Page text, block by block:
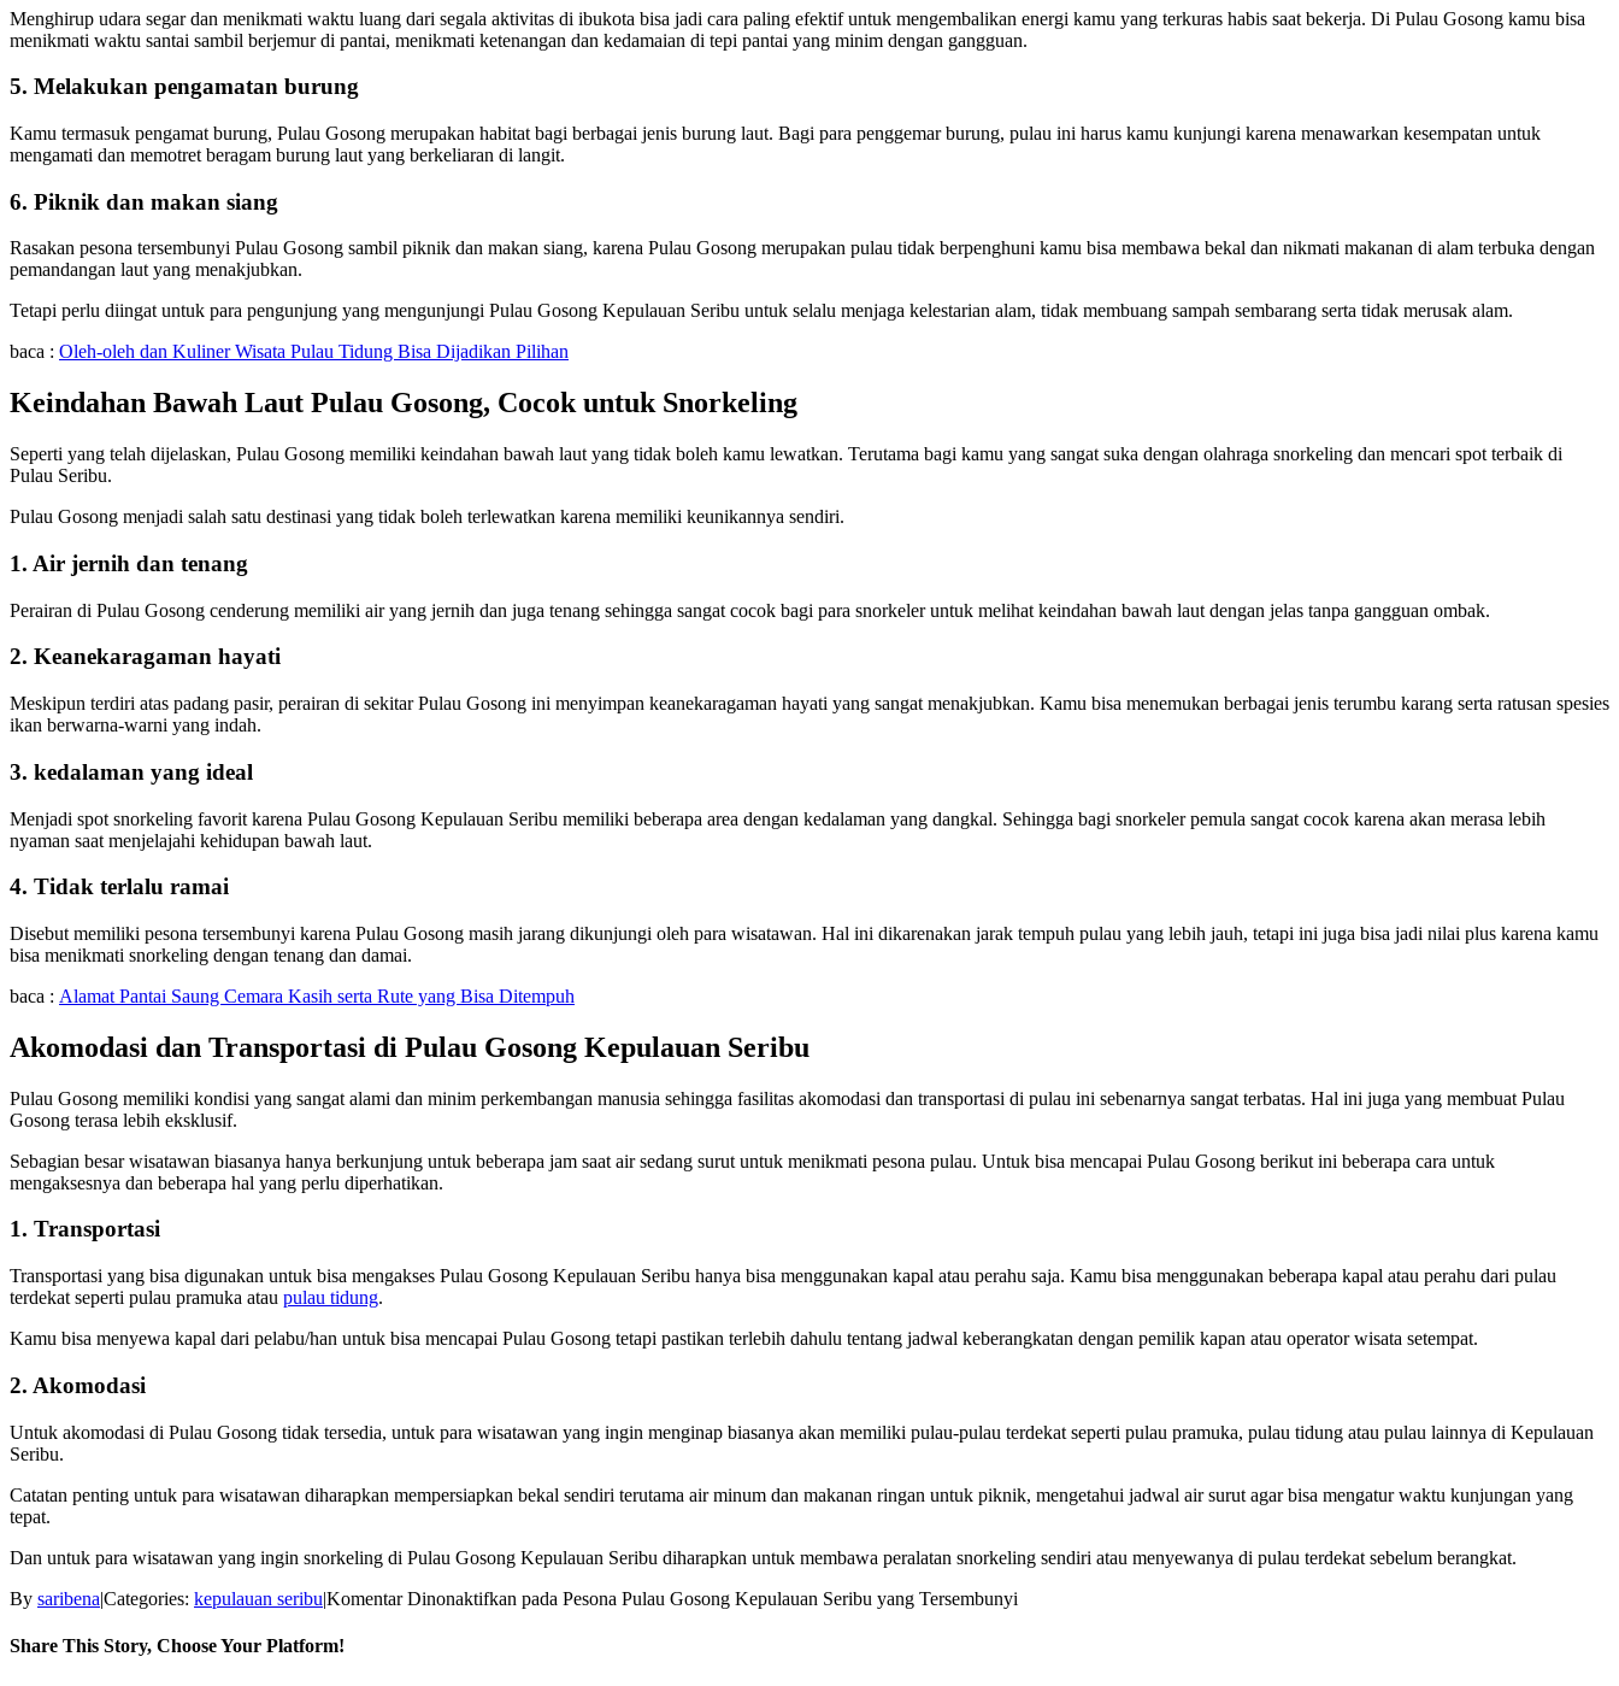
Menghirup udara segar dan menikmati waktu luang dari segala aktivitas di ibukota bisa jadi cara paling efektif untuk mengembalikan energi kamu yang terkuras habis saat bekerja. Di Pulau Gosong kamu bisa
menikmati waktu santai sambil berjemur di pantai, menikmati ketenangan dan kedamaian di tepi pantai yang minim dengan gangguan.
5. Melakukan pengamatan burung
Kamu termasuk pengamat burung, Pulau Gosong merupakan habitat bagi berbagai jenis burung laut. Bagi para penggemar burung, pulau ini harus kamu kunjungi karena menawarkan kesempatan untuk
mengamati dan memotret beragam burung laut yang berkeliaran di langit.
6. Piknik dan makan siang
Rasakan pesona tersembunyi Pulau Gosong sambil piknik dan makan siang, karena Pulau Gosong merupakan pulau tidak berpenghuni kamu bisa membawa bekal dan nikmati makanan di alam terbuka dengan
pemandangan laut yang menakjubkan.
Tetapi perlu diingat untuk para pengunjung yang mengunjungi Pulau Gosong Kepulauan Seribu untuk selalu menjaga kelestarian alam, tidak membuang sampah sembarang serta tidak merusak alam.
baca : Oleh-oleh dan Kuliner Wisata Pulau Tidung Bisa Dijadikan Pilihan
Keindahan Bawah Laut Pulau Gosong, Cocok untuk Snorkeling
Seperti yang telah dijelaskan, Pulau Gosong memiliki keindahan bawah laut yang tidak boleh kamu lewatkan. Terutama bagi kamu yang sangat suka dengan olahraga snorkeling dan mencari spot terbaik di
Pulau Seribu.
Pulau Gosong menjadi salah satu destinasi yang tidak boleh terlewatkan karena memiliki keunikannya sendiri.
1. Air jernih dan tenang
Perairan di Pulau Gosong cenderung memiliki air yang jernih dan juga tenang sehingga sangat cocok bagi para snorkeler untuk melihat keindahan bawah laut dengan jelas tanpa gangguan ombak.
2. Keanekaragaman hayati
Meskipun terdiri atas padang pasir, perairan di sekitar Pulau Gosong ini menyimpan keanekaragaman hayati yang sangat menakjubkan. Kamu bisa menemukan berbagai jenis terumbu karang serta ratusan spesies
ikan berwarna-warni yang indah.
3. kedalaman yang ideal
Menjadi spot snorkeling favorit karena Pulau Gosong Kepulauan Seribu memiliki beberapa area dengan kedalaman yang dangkal. Sehingga bagi snorkeler pemula sangat cocok karena akan merasa lebih
nyaman saat menjelajahi kehidupan bawah laut.
4. Tidak terlalu ramai
Disebut memiliki pesona tersembunyi karena Pulau Gosong masih jarang dikunjungi oleh para wisatawan. Hal ini dikarenakan jarak tempuh pulau yang lebih jauh, tetapi ini juga bisa jadi nilai plus karena kamu
bisa menikmati snorkeling dengan tenang dan damai.
baca : Alamat Pantai Saung Cemara Kasih serta Rute yang Bisa Ditempuh
Akomodasi dan Transportasi di Pulau Gosong Kepulauan Seribu
Pulau Gosong memiliki kondisi yang sangat alami dan minim perkembangan manusia sehingga fasilitas akomodasi dan transportasi di pulau ini sebenarnya sangat terbatas. Hal ini juga yang membuat Pulau
Gosong terasa lebih eksklusif.
Sebagian besar wisatawan biasanya hanya berkunjung untuk beberapa jam saat air sedang surut untuk menikmati pesona pulau. Untuk bisa mencapai Pulau Gosong berikut ini beberapa cara untuk
mengaksesnya dan beberapa hal yang perlu diperhatikan.
1. Transportasi
Transportasi yang bisa digunakan untuk bisa mengakses Pulau Gosong Kepulauan Seribu hanya bisa menggunakan kapal atau perahu saja. Kamu bisa menggunakan beberapa kapal atau perahu dari pulau
terdekat seperti pulau pramuka atau pulau tidung.
Kamu bisa menyewa kapal dari pelabu/han untuk bisa mencapai Pulau Gosong tetapi pastikan terlebih dahulu tentang jadwal keberangkatan dengan pemilik kapan atau operator wisata setempat.
2. Akomodasi
Untuk akomodasi di Pulau Gosong tidak tersedia, untuk para wisatawan yang ingin menginap biasanya akan memiliki pulau-pulau terdekat seperti pulau pramuka, pulau tidung atau pulau lainnya di Kepulauan
Seribu.
Catatan penting untuk para wisatawan diharapkan mempersiapkan bekal sendiri terutama air minum dan makanan ringan untuk piknik, mengetahui jadwal air surut agar bisa mengatur waktu kunjungan yang
tepat.
Dan untuk para wisatawan yang ingin snorkeling di Pulau Gosong Kepulauan Seribu diharapkan untuk membawa peralatan snorkeling sendiri atau menyewanya di pulau terdekat sebelum berangkat.
By saribena|Categories: kepulauan seribu|Komentar Dinonaktifkan pada Pesona Pulau Gosong Kepulauan Seribu yang Tersembunyi
Share This Story, Choose Your Platform!